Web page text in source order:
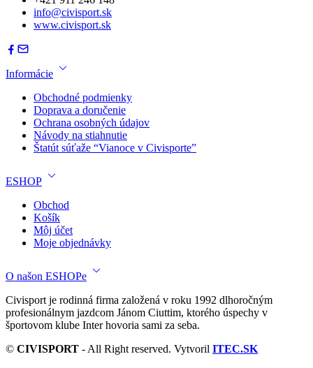
info@civisport.sk
www.civisport.sk
Informácie
Obchodné podmienky
Doprava a doručenie
Ochrana osobných údajov
Návody na stiahnutie
Štatút súťaže “Vianoce v Civisporte”
ESHOP
Obchod
Košík
Môj účet
Moje objednávky
O našon ESHOPe
Civisport je rodinná firma založená v roku 1992 dlhoročným
profesionálnym jazdcom Jánom Ciuttim, ktorého úspechy v
športovom klube Inter hovoria sami za seba.
© CIVISPORT - All Right reserved. Vytvoril ITEC.SK